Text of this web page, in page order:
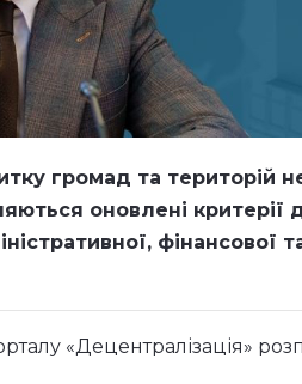
громад та територій
оновлені критерії
«Децентралізація»